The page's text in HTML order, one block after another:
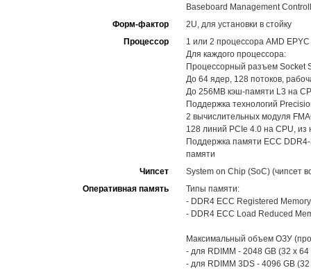
Baseboard Management
Форм-фактор
2U, для установки в стойку
Процессор
1 или 2 процессора AMD
Для каждого процессора:
Процессорный разъем Socket
До 64 ядер, 128 потоков,
До 256MB кэш-памяти L3 на
Поддержка технологий
2 вычислительных модуля
128 линий PCIe 4.0 на CPU,
Поддержка памяти ECC
памяти
Чипсет
System on Chip (SoC) (чипсет
Оперативная память
Типы памяти:
- DDR4 ECC Registered
- DDR4 ECC Load Reduced
Максимальный объем ОЗУ
- для RDIMM - 2048 GB (32 x
- для RDIMM 3DS - 4096 GB